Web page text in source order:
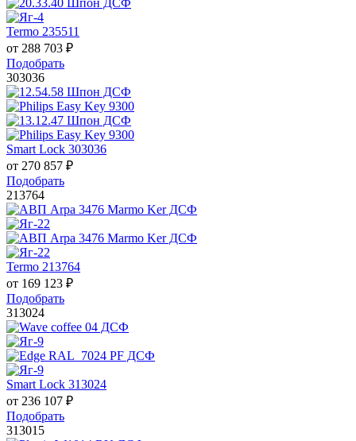
Termo 235511
от 288 703 ₽
Подобрать
303036
Smart Lock 303036
от 270 857 ₽
Подобрать
213764
Termo 213764
от 169 123 ₽
Подобрать
313024
Smart Lock 313024
от 236 107 ₽
Подобрать
313015